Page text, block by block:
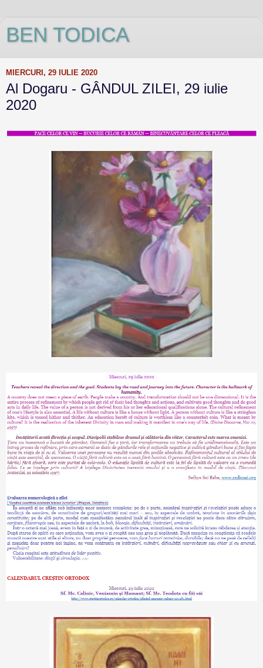
BEN TODICA
MIERCURI, 29 IULIE 2020
Al Dogaru - GÂNDUL ZILEI, 29 iulie
2020